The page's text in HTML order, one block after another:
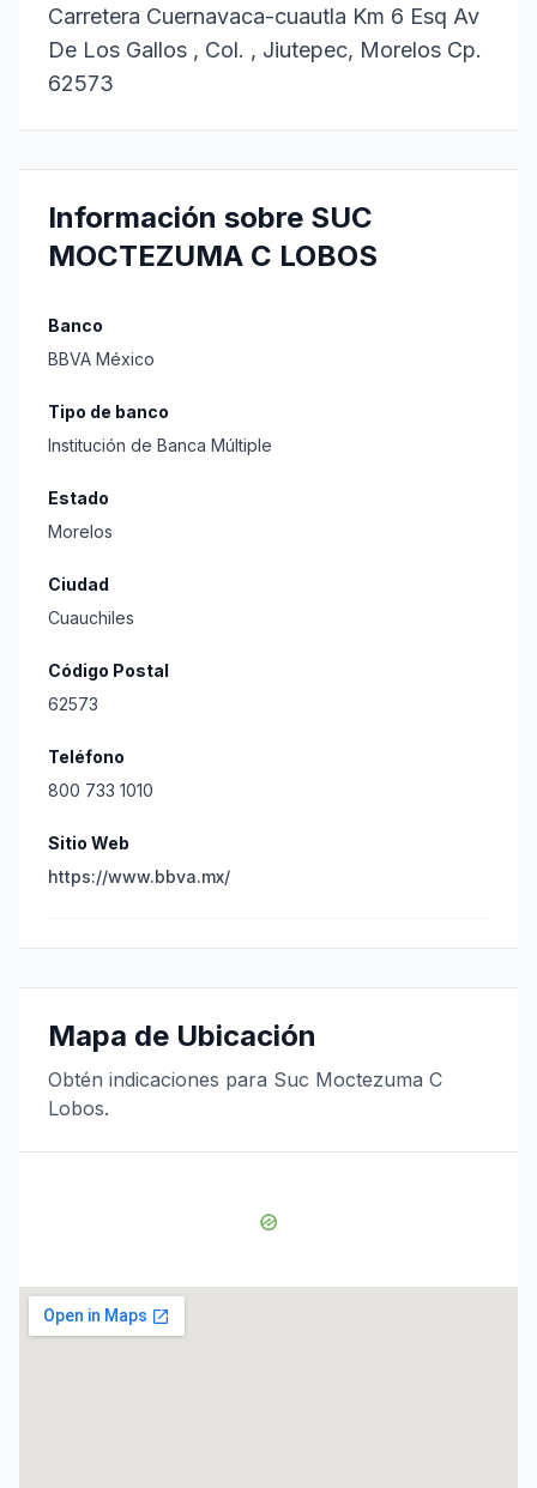
Carretera Cuernavaca-cuautla Km 6 Esq Av
De Los Gallos , Col. , Jiutepec, Morelos Cp.
62573
Información sobre SUC
MOCTEZUMA C LOBOS
Banco
BBVA México
Tipo de banco
Institución de Banca Múltiple
Estado
Morelos
Ciudad
Cuauchiles
Código Postal
62573
Teléfono
800 733 1010
Sitio Web
https://www.bbva.mx/
Mapa de Ubicación
Obtén indicaciones para Suc Moctezuma C
Lobos.